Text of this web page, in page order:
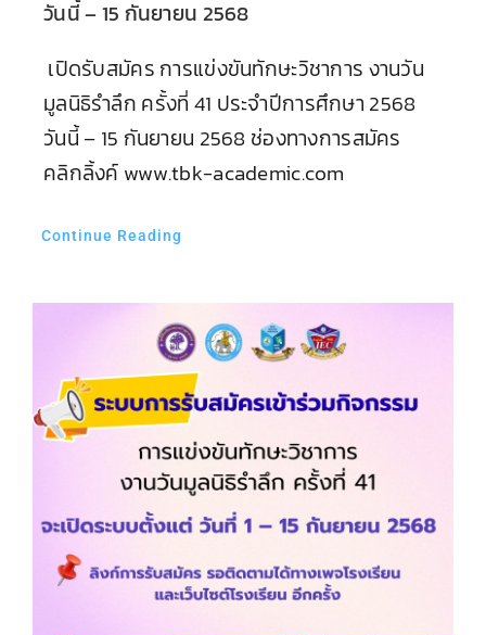
วันนี้ – 15 กันยายน 2568
เปิดรับสมัคร การแข่งขันทักษะวิชาการ งานวัน
มูลนิธิรำลึก ครั้งที่ 41 ประจำปีการศึกษา 2568
วันนี้ – 15 กันยายน 2568 ช่องทางการสมัคร
คลิกลิ้งค์ www.tbk-academic.com
Continue Reading